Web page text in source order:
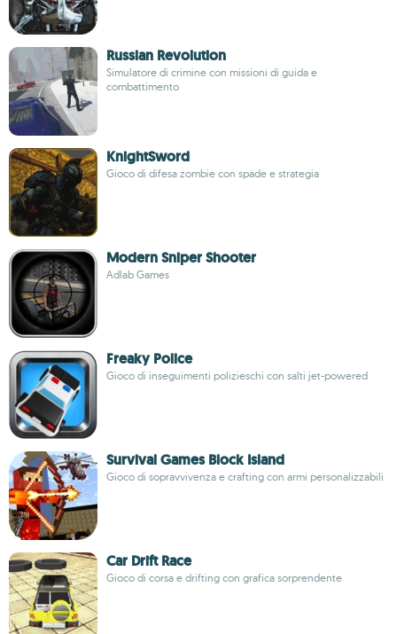
Russian Revolution
Simulatore di crimine con missioni di guida e
combattimento
KnightSword
Gioco di difesa zombie con spade e strategia
Modern Sniper Shooter
Adlab Games
Freaky Police
Gioco di inseguimenti polizieschi con salti jet-powered
Survival Games Block Island
Gioco di sopravvivenza e crafting con armi personalizzabili
Car Drift Race
Gioco di corsa e drifting con grafica sorprendente